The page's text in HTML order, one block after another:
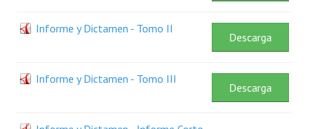
Organigrama
Sistema de Gestión de Calidad
Informe y Dictamen - Tomo II
Descarga
Informe y Dictamen - Tomo III
Descarga